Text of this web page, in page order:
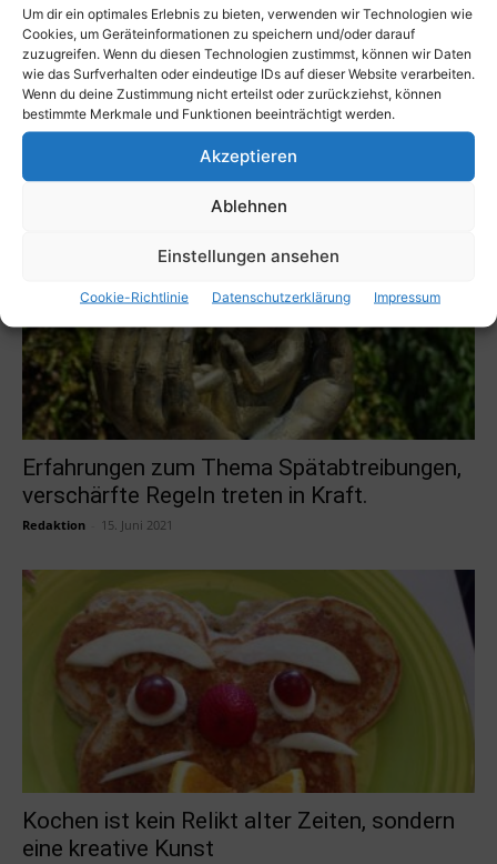
Um dir ein optimales Erlebnis zu bieten, verwenden wir Technologien wie
Cookies, um Geräteinformationen zu speichern und/oder darauf
zuzugreifen. Wenn du diesen Technologien zustimmst, können wir Daten
wie das Surfverhalten oder eindeutige IDs auf dieser Website verarbeiten.
Wenn du deine Zustimmung nicht erteilst oder zurückziehst, können
bestimmte Merkmale und Funktionen beeinträchtigt werden.
Akzeptieren
Ablehnen
Einstellungen ansehen
Cookie-Richtlinie Datenschutzerklärung Impressum
Blasenentzündung – was tun?!
JB - Adeba-Redaktion 31. August 2021
Erfahrungen zum Thema Spätabtreibungen,
verschärfte Regeln treten in Kraft.
Redaktion 15. Juni 2021
Kochen ist kein Relikt alter Zeiten, sondern
eine kreative Kunst